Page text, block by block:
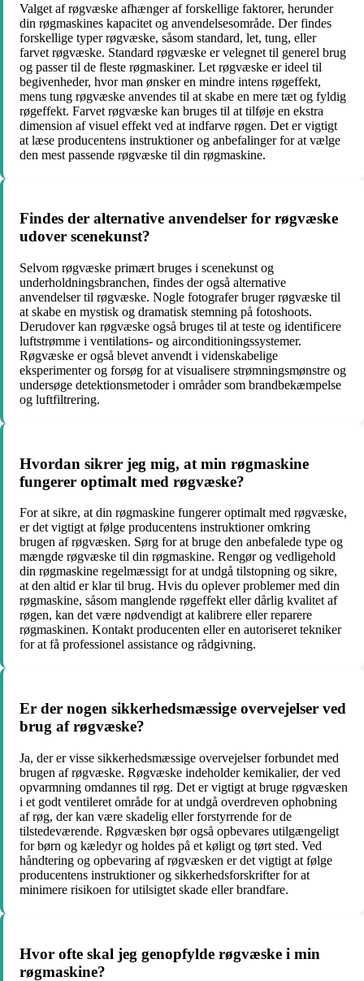
Valget af røgvæske afhænger af forskellige faktorer, herunder
din røgmaskines kapacitet og anvendelsesområde. Der findes
forskellige typer røgvæske, såsom standard, let, tung, eller
farvet røgvæske. Standard røgvæske er velegnet til generel brug
og passer til de fleste røgmaskiner. Let røgvæske er ideel til
begivenheder, hvor man ønsker en mindre intens røgeffekt,
mens tung røgvæske anvendes til at skabe en mere tæt og fyldig
røgeffekt. Farvet røgvæske kan bruges til at tilføje en ekstra
dimension af visuel effekt ved at indfarve røgen. Det er vigtigt
at læse producentens instruktioner og anbefalinger for at vælge
den mest passende røgvæske til din røgmaskine.
Findes der alternative anvendelser for røgvæske
udover scenekunst?
Selvom røgvæske primært bruges i scenekunst og
underholdningsbranchen, findes der også alternative
anvendelser til røgvæske. Nogle fotografer bruger røgvæske til
at skabe en mystisk og dramatisk stemning på fotoshoots.
Derudover kan røgvæske også bruges til at teste og identificere
luftstrømme i ventilations- og airconditioningssystemer.
Røgvæske er også blevet anvendt i videnskabelige
eksperimenter og forsøg for at visualisere strømningsmønstre og
undersøge detektionsmetoder i områder som brandbekæmpelse
og luftfiltrering.
Hvordan sikrer jeg mig, at min røgmaskine
fungerer optimalt med røgvæske?
For at sikre, at din røgmaskine fungerer optimalt med røgvæske,
er det vigtigt at følge producentens instruktioner omkring
brugen af røgvæsken. Sørg for at bruge den anbefalede type og
mængde røgvæske til din røgmaskine. Rengør og vedligehold
din røgmaskine regelmæssigt for at undgå tilstopning og sikre,
at den altid er klar til brug. Hvis du oplever problemer med din
røgmaskine, såsom manglende røgeffekt eller dårlig kvalitet af
røgen, kan det være nødvendigt at kalibrere eller reparere
røgmaskinen. Kontakt producenten eller en autoriseret tekniker
for at få professionel assistance og rådgivning.
Er der nogen sikkerhedsmæssige overvejelser ved
brug af røgvæske?
Ja, der er visse sikkerhedsmæssige overvejelser forbundet med
brugen af røgvæske. Røgvæske indeholder kemikalier, der ved
opvarmning omdannes til røg. Det er vigtigt at bruge røgvæsken
i et godt ventileret område for at undgå overdreven ophobning
af røg, der kan være skadelig eller forstyrrende for de
tilstedeværende. Røgvæsken bør også opbevares utilgængeligt
for børn og kæledyr og holdes på et køligt og tørt sted. Ved
håndtering og opbevaring af røgvæsken er det vigtigt at følge
producentens instruktioner og sikkerhedsforskrifter for at
minimere risikoen for utilsigtet skade eller brandfare.
Hvor ofte skal jeg genopfylde røgvæske i min
røgmaskine?